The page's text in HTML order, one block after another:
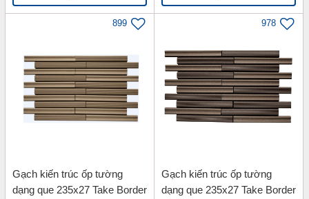
899
Gạch kiến trúc ốp tường
dạng que 235x27 Take Border
978
Gạch kiến trúc ốp tường
dạng que 235x27 Take Border